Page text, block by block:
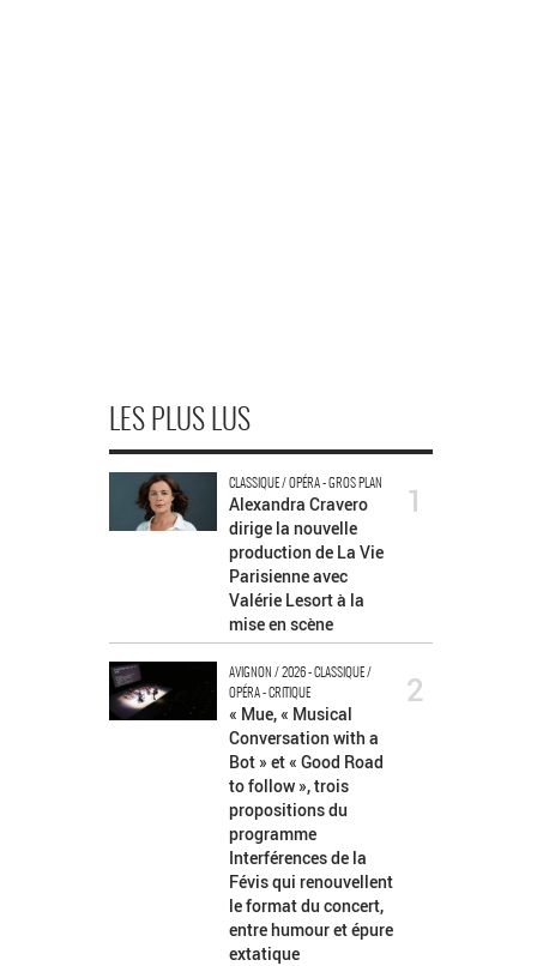
LES PLUS LUS
CLASSIQUE / OPÉRA - GROS PLAN
Alexandra Cravero
dirige la nouvelle
production de La Vie
Parisienne avec
Valérie Lesort à la
mise en scène
1
AVIGNON / 2026 - CLASSIQUE /
OPÉRA - CRITIQUE
« Mue, « Musical
Conversation with a
Bot » et « Good Road
to follow », trois
propositions du
programme
Interférences de la
Févis qui renouvellent
le format du concert,
entre humour et épure
extatique
2